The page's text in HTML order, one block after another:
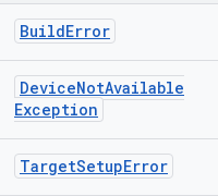
BuildError
DeviceNotAvailable
Exception
TargetSetupError